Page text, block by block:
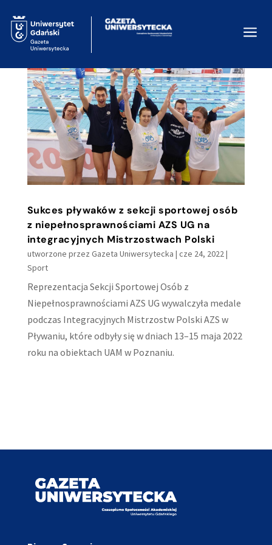
a
Sukces pływaków z sekcji sportowej osób
z niepełnosprawnościami AZS UG na
integracyjnych Mistrzostwach Polski
utworzone przez Gazeta Uniwersytecka | cze 24, 2022|
Sport
Reprezentacja Sekcji Sportowej Osób z
Niepełnosprawnościami AZS UG wywalczyła medale
podczas Integracyjnych Mistrzostw Polski AZS w
Pływaniu, które odbyły się w dniach 13–15 maja 2022
roku na obiektach UAM w Poznaniu.